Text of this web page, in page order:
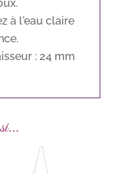
à l'eau claire
: 24 mm